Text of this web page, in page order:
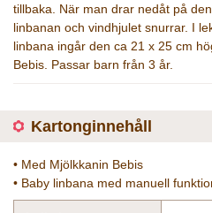
tillbaka. När man drar nedåt på
linbanan och vindhjulet snurrar. I
linbana ingår den ca 21 x 25 cm
Bebis. Passar barn från 3 år.
Kartonginnehåll
• Med Mjölkkanin Bebis
• Baby linbana med manuell